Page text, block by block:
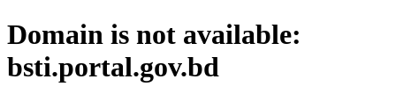
Domain is not available:
bsti.portal.gov.bd